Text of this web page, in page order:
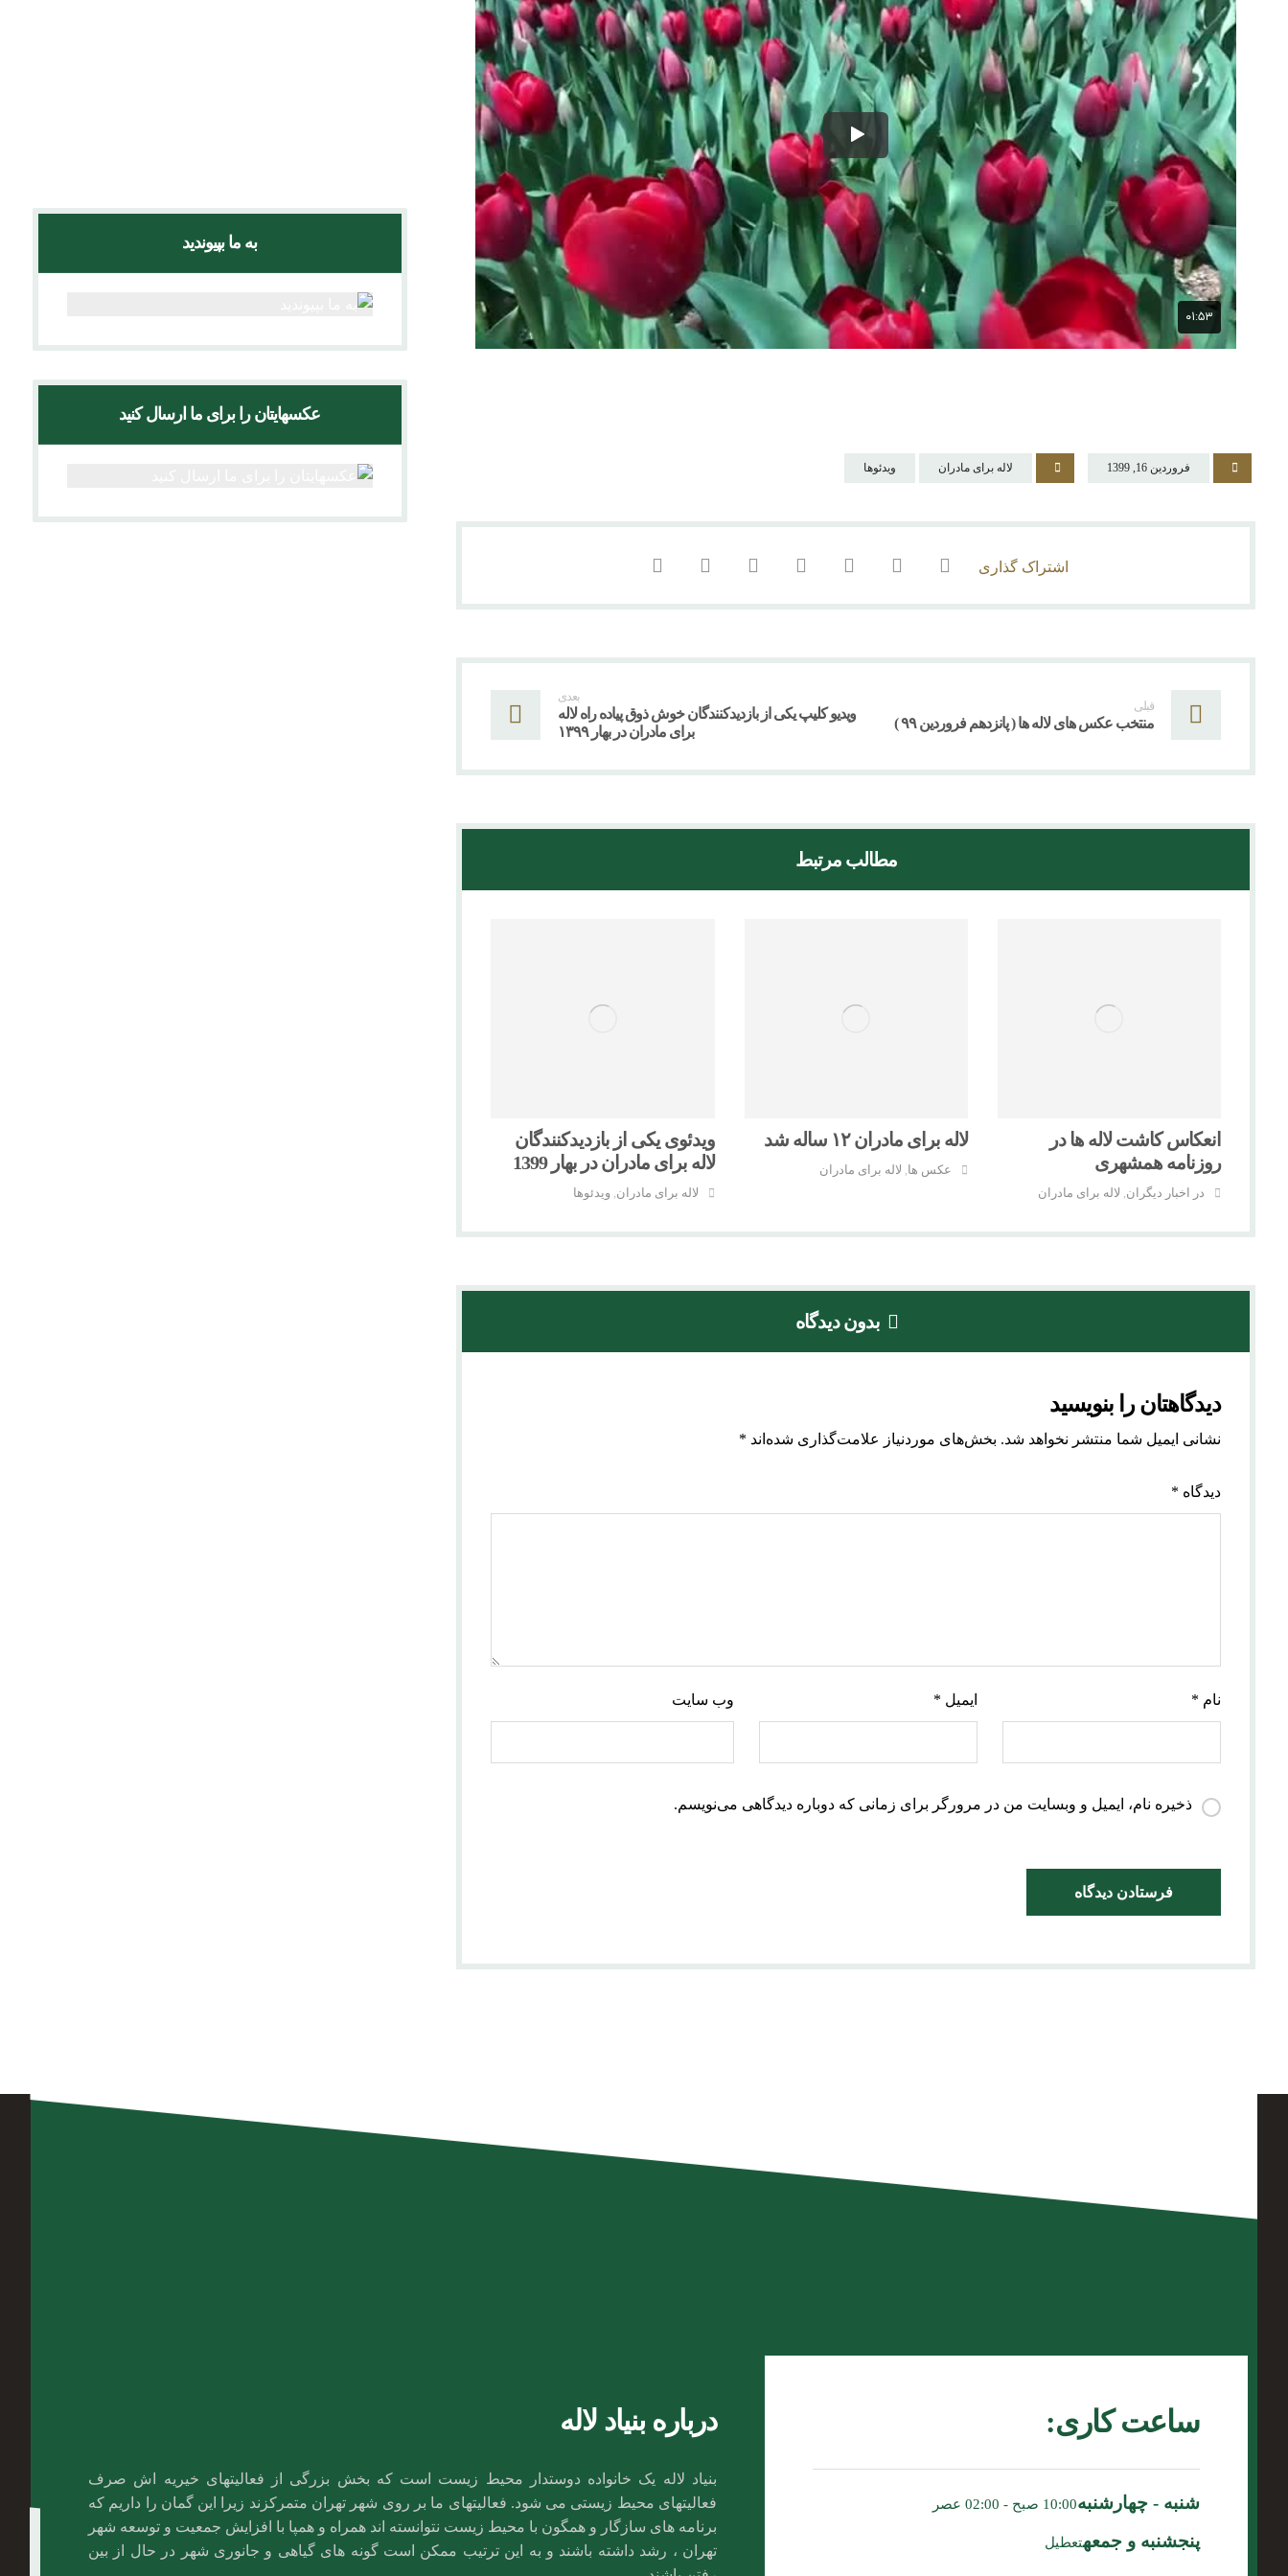
فروردین 16, 1399 لاله برای مادران ویدئوها
قبلی
منتخب عکس های لاله ها ( پانزدهم فروردین ۹۹ )
بعدی
ویدیو کلیپ یکی از بازدیدکنندگان خوش ذوق پیاده راه لاله
برای مادران در بهار ۱۳۹۹
مطالب مرتبط
انعکاس کاشت لاله ها در
روزنامه همشهری
در اخبار دیگران, لاله برای مادران
لاله برای مادران ۱۲ ساله شد
عکس ها, لاله برای مادران
ویدئوی یکی از بازدیدکنندگان
لاله برای مادران در بهار 1399
لاله برای مادران, ویدئوها
بدون دیدگاه
دیدگاهتان را بنویسید
نشانی ایمیل شما منتشر نخواهد شد. بخش‌های موردنیاز علامت‌گذاری شده‌اند *
دیدگاه *
نام * ایمیل * وب‌ سایت
ذخیره نام، ایمیل و وبسایت من در مرورگر برای زمانی که دوباره دیدگاهی می‌نویسم.
به ما بپیوندید
عکسهایتان را برای ما ارسال کنید
ساعت کاری:
شنبه - چهارشنبه10:00 صبح - 02:00 عصر
پنجشنبه و جمعهتعطیل
درباره بنیاد لاله
بنیاد لاله یک خانواده دوستدار محیط زیست است که بخش بزرگی از فعالیتهای خیریه اش صرف
فعالیتهای محیط زیستی می شود. فعالیتهای ما بر روی شهر تهران متمرکزند زیرا این گمان را داریم که
برنامه های سازگار و همگون با محیط زیست نتوانسته اند همراه و همپا با افزایش جمعیت و توسعه شهر
تهران ، رشد داشته باشند و به این ترتیب ممکن است گونه های گیاهی و جانوری شهر در حال از بین